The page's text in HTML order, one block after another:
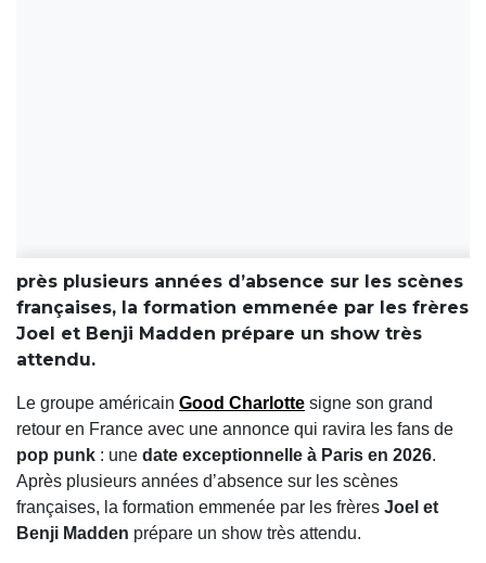
près plusieurs années d’absence sur les scènes
françaises, la formation emmenée par les frères
Joel et Benji Madden prépare un show très
attendu.
Le groupe américain Good Charlotte signe son grand
retour en France avec une annonce qui ravira les fans de
pop punk : une date exceptionnelle à Paris en 2026.
Après plusieurs années d’absence sur les scènes
françaises, la formation emmenée par les frères Joel et
Benji Madden prépare un show très attendu.